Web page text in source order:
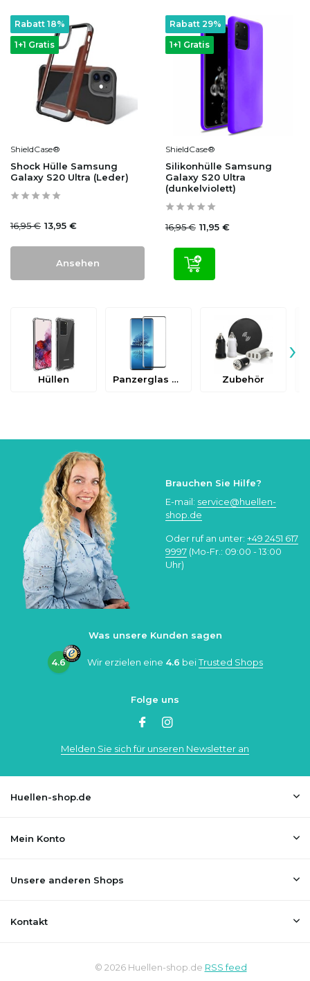
1+1 Gratis
Rabatt 18%
ShieldCase®
Shock Hülle Samsung
Galaxy S20 Ultra (Leder)
16,95 € 13,95 €
Ansehen
1+1 Gratis
Rabatt 29%
ShieldCase®
Silikonhülle Samsung
Galaxy S20 Ultra
(dunkelviolett)
16,95 € 11,95 €
Hüllen Panzerglas & Schutzfolien Zubehör
›
Brauchen Sie Hilfe?
E-mail: service@huellen-
shop.de
Oder ruf an unter: +49 2451 617
9997 (Mo-Fr.: 09:00 - 13:00
Uhr)
Was unsere Kunden sagen
4.6 Wir erzielen eine 4.6 beiTrusted Shops
Folge uns
Melden Sie sich für unseren Newsletter an
Huellen-shop.de
Mein Konto
Unsere anderen Shops
Kontakt
© 2026 Huellen-shop.de RSS feed